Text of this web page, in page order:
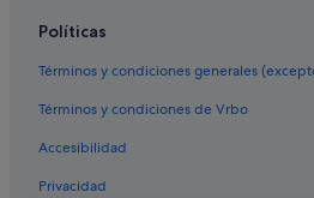
Hoteles en la playa en Armeñime
Políticas
Términos y condiciones generales
Términos y condiciones de Vrbo
Accesibilidad
Privacidad